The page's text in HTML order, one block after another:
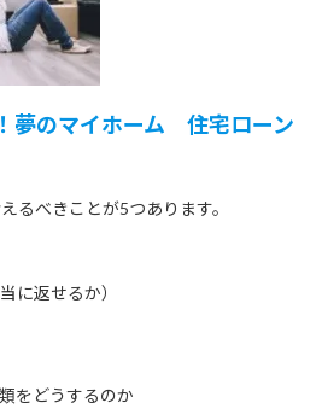
夢のマイホーム 住宅ローン
るべきことが5つあります。
に返せるか）
をどうするのか